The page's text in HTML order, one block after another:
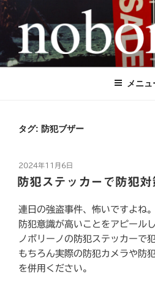
コ
ン
ン
ツ
NOBORINO（ノボ
＆ステッカー専門店
のぼり旗とステッカーで世界を元気に
メニュ
タグ: 防犯ブザー
投
稿
日:
2024年11月6日
防犯ステッカーで防犯対
連日の強盗事件、怖いですよね。
防犯意識が高いことをアピール
ノボリーノの防犯ステッカーで
もちろん実際の防犯カメラや防
を併用ください。